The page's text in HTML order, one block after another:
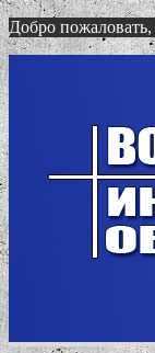
Добро пожаловать,